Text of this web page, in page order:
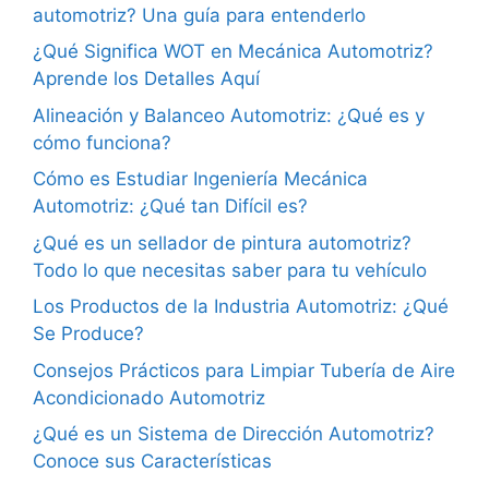
automotriz? Una guía para entenderlo
¿Qué Significa WOT en Mecánica Automotriz?
Aprende los Detalles Aquí
Alineación y Balanceo Automotriz: ¿Qué es y
cómo funciona?
Cómo es Estudiar Ingeniería Mecánica
Automotriz: ¿Qué tan Difícil es?
¿Qué es un sellador de pintura automotriz?
Todo lo que necesitas saber para tu vehículo
Los Productos de la Industria Automotriz: ¿Qué
Se Produce?
Consejos Prácticos para Limpiar Tubería de Aire
Acondicionado Automotriz
¿Qué es un Sistema de Dirección Automotriz?
Conoce sus Características